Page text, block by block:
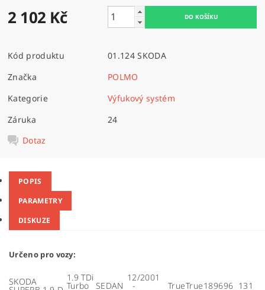
2 102 Kč
Kód produktu
01.124 SKODA
Značka
POLMO
Kategorie
Výfukový systém
Záruka
24
Dotaz
POPIS
PARAMETRY
DISKUZE
Určeno pro vozy:
SKODA 1.9 TDi
Turbo SEDAN
12/2001
- TrueTrue189696 131